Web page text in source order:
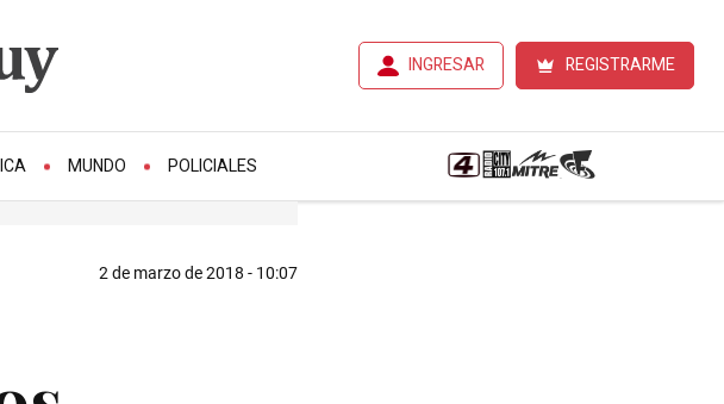
INGRESAR REGISTRARME
MUNDO
POLICIALES
2 de marzo de 2018 - 10:07